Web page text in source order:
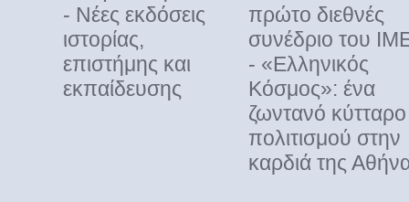
- Νέες εκδόσεις
ιστορίας,
επιστήμης και
εκπαίδευσης
πρώτο διεθνές
συνέδριο του
- «Ελληνικός
Κόσμος»: ένα
ζωντανό κύτταρο
πολιτισμού στην
καρδιά της